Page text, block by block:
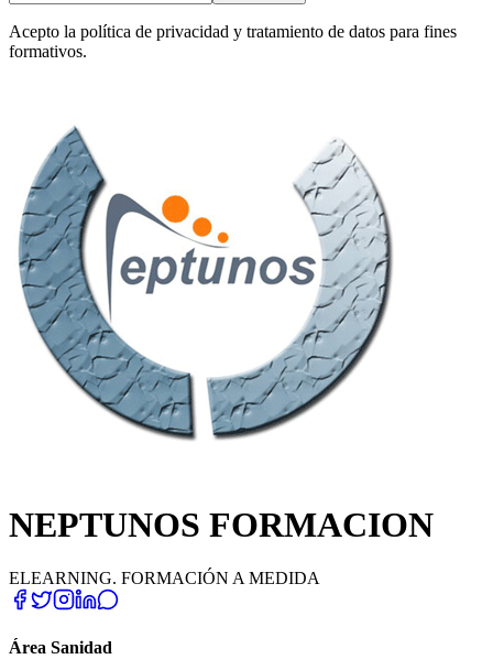
Acepto la política de privacidad y tratamiento de datos para fines
formativos.
NEPTUNOS FORMACION
ELEARNING. FORMACIÓN A MEDIDA
Área Sanidad